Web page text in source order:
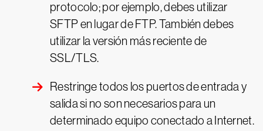
protocolo; por ejemplo, debes utilizar
SFTP en lugar de FTP. También debes
utilizar la versión más reciente de
SSL/TLS.
Restringe todos los puertos de entrada y
salida si no son necesarios para un
determinado equipo conectado a Internet.